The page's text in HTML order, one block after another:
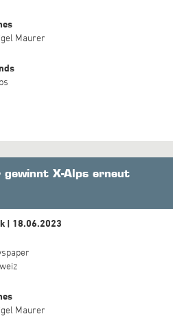
Maurer
X-Alps erneut
| 18.06.2023
Maurer